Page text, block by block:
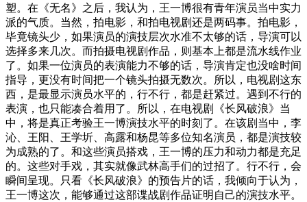
塑。在《无名》之后，我认为，王一博很有青年演员当中实力
派的气质。当然，拍电影，和拍电视剧还是两码事。拍电影，
毕竟镜头少，如果演员的演技层次水准不太够的话，导演可以
选择多来几次。而拍摄电视剧作品，则基本上都是流水线作业
了。如果一位演员的表演能力不够的话，导演肯定也没啥时间
指导，更没有时间把一个镜头拍摄无数次。所以，电视剧这东
西，是最显示演员水平的，行不行，都是赶紧过。遇到不行的
表演，也只能凑合着用了。所以，在电视剧《长风破浪》当
中，将是真正考验王一博演技水平的时刻了。在该剧当中，李
沁、王阳、王学圻、高露和杨昆等多位知名演员，都是演技较
为成熟的了。和这些演员搭戏，王一博的压力和动力都是充足
的。这些对手戏，其实就像武林高手们的过招了。行不行，会
瞬间呈现。只看《长风破浪》的预告片的话，我倾向于认为，
王一博这次，能够通过这部谍战剧作品证明自己的演技水平。